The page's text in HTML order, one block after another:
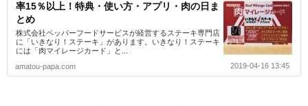
率15％以上！特典・使い方・アプリ・肉の日ま
とめ
株式会社ペッパーフードサービスが経営するステーキ専門店
に「いきなり！ステーキ」があります。いきなり！ステーキ
には「肉マイレージカード」と...
amatou-papa.com
2019-04-16 13:45